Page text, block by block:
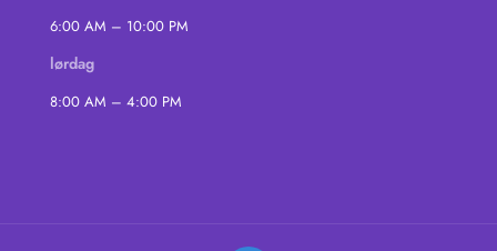
6:00 AM – 10:00 PM
lørdag
8:00 AM – 4:00 PM